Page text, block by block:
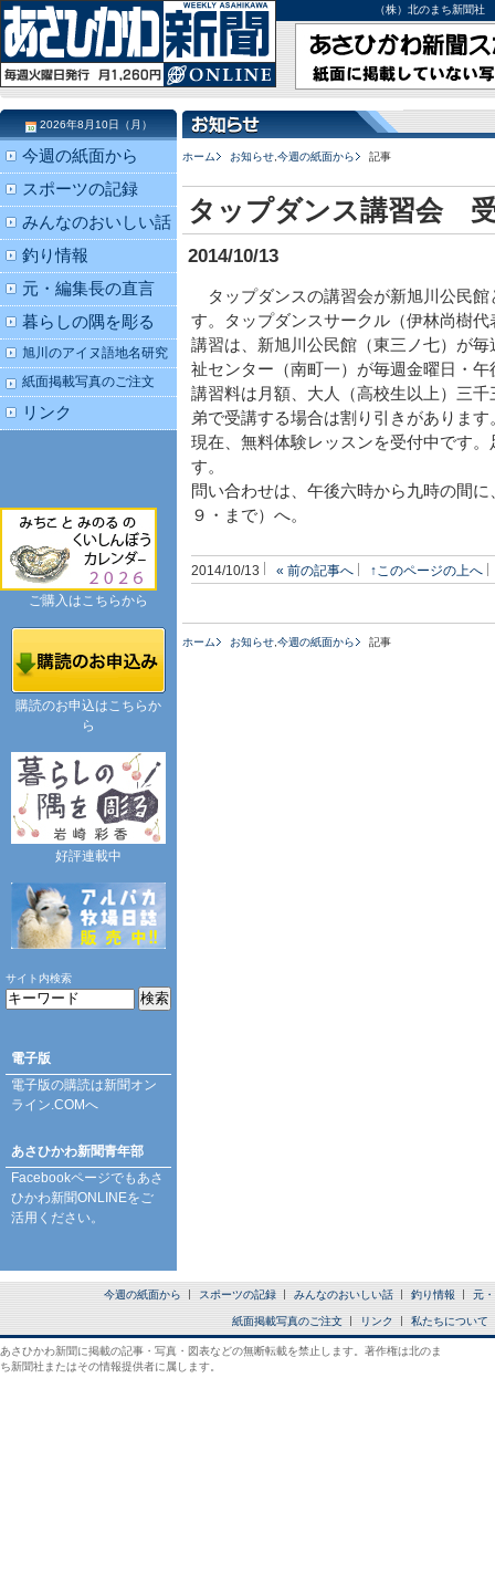
（株）北のまち新聞
ホーム お知らせ 今週の紙面から 記事
タップダンス講習会
2014/10/13
タップダンスの講習会が新旭川公民館
す。タップダンスサークル（伊林尚樹
講習は、新旭川公民館（東三ノ七）が
祉センター（南町一）が毎週金曜日・
講習料は月額、大人（高校生以上）三
弟で受講する場合は割り引きがあります
現在、無料体験レッスンを受付中です
す。
問い合わせは、午後六時から九時の間
９・まで）へ。
2014/10/13 « 前の記事へ ↑このページの上へ
ホーム お知らせ 今週の紙面から 記事
2026年8月10日（月）
今週の紙面から
スポーツの記録
みんなのおいしい話
釣り情報
元・編集長の直言
暮らしの隅を彫る
旭川のアイヌ語地名研究
紙面掲載写真のご注文
リンク
ご購入はこちらから
購読のお申込はこちらか
ら
好評連載中
サイト内検索
電子版
電子版の購読は新聞オン
ライン.COMへ
あさひかわ新聞青年部
Facebookページでもあさ
ひかわ新聞ONLINEをご
活用ください。
今週の紙面から スポーツの記録 みんなのおいしい話 釣り情報 元
紙面掲載写真のご注文 リンク 私たちについて
あさひかわ新聞に掲載の記事・写真・図表などの無断転載を禁止します。著作権は北のま
ち新聞社またはその情報提供者に属します。